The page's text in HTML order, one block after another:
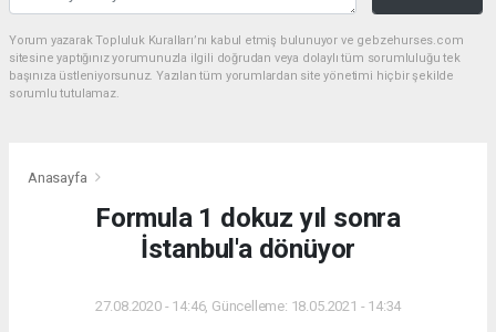
Yorum yazarak Topluluk Kuralları’nı kabul etmiş bulunuyor ve gebzehurses.com
sitesine yaptığınız yorumunuzla ilgili doğrudan veya dolaylı tüm sorumluluğu tek
başınıza üstleniyorsunuz. Yazılan tüm yorumlardan site yönetimi hiçbir şekilde
sorumlu tutulamaz.
Anasayfa
Formula 1 dokuz yıl sonra
İstanbul'a dönüyor
27.08.2020 - 14:46, Güncelleme: 18.05.2021 - 14:34